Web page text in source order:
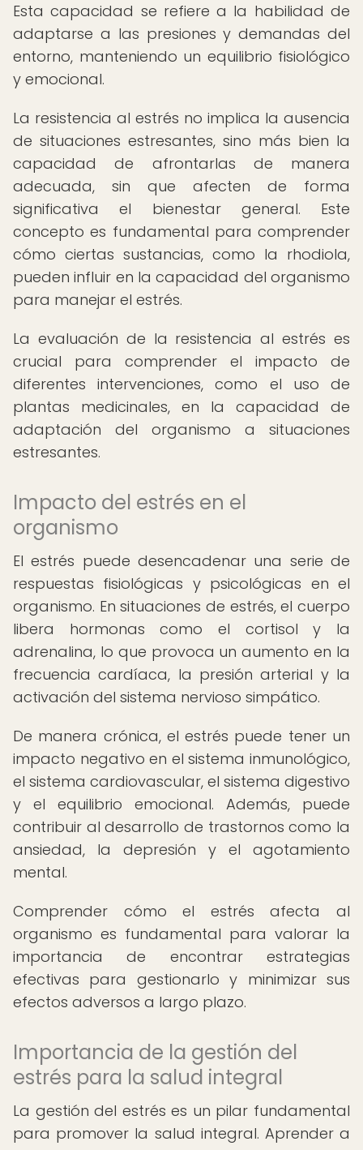
Esta capacidad se refiere a la habilidad de
adaptarse a las presiones y demandas del
entorno, manteniendo un equilibrio fisiológico
y emocional.
La resistencia al estrés no implica la ausencia
de situaciones estresantes, sino más bien la
capacidad de afrontarlas de manera
adecuada, sin que afecten de forma
significativa el bienestar general. Este
concepto es fundamental para comprender
cómo ciertas sustancias, como la rhodiola,
pueden influir en la capacidad del organismo
para manejar el estrés.
La evaluación de la resistencia al estrés es
crucial para comprender el impacto de
diferentes intervenciones, como el uso de
plantas medicinales, en la capacidad de
adaptación del organismo a situaciones
estresantes.
Impacto del estrés en el
organismo
El estrés puede desencadenar una serie de
respuestas fisiológicas y psicológicas en el
organismo. En situaciones de estrés, el cuerpo
libera hormonas como el cortisol y la
adrenalina, lo que provoca un aumento en la
frecuencia cardíaca, la presión arterial y la
activación del sistema nervioso simpático.
De manera crónica, el estrés puede tener un
impacto negativo en el sistema inmunológico,
el sistema cardiovascular, el sistema digestivo
y el equilibrio emocional. Además, puede
contribuir al desarrollo de trastornos como la
ansiedad, la depresión y el agotamiento
mental.
Comprender cómo el estrés afecta al
organismo es fundamental para valorar la
importancia de encontrar estrategias
efectivas para gestionarlo y minimizar sus
efectos adversos a largo plazo.
Importancia de la gestión del
estrés para la salud integral
La gestión del estrés es un pilar fundamental
para promover la salud integral. Aprender a